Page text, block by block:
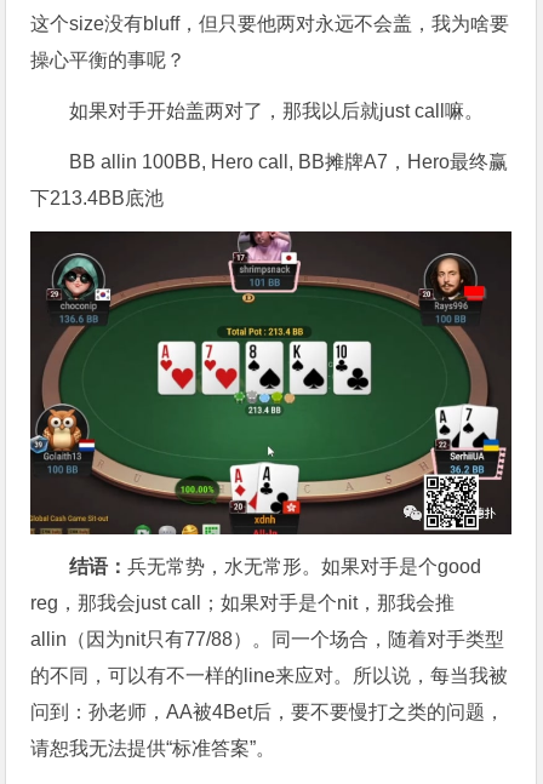
这个size没有bluff，但只要他两对永远不会盖，我为啥要
操心平衡的事呢？
如果对手开始盖两对了，那我以后就just call嘛。
BB allin 100BB, Hero call, BB摊牌A7，Hero最终赢
下213.4BB底池
结语：兵无常势，水无常形。如果对手是个good
reg，那我会just call；如果对手是个nit，那我会推
allin（因为nit只有77/88）。同一个场合，随着对手类型
的不同，可以有不一样的line来应对。所以说，每当我被
问到：孙老师，AA被4Bet后，要不要慢打之类的问题，
请恕我无法提供“标准答案”。